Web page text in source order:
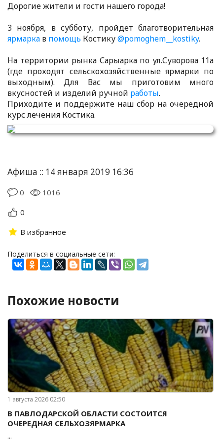
Дорогие жители и гости нашего города!
3 ноября, в субботу, пройдет благотворительная
ярмарка в помощь Костику@pomoghem__kostiky.
На территории рынка Сарыарка по ул.Суворова 11а
(где проходят сельскохозяйственные ярмарки по
выходным). Для Вас мы приготовим много
вкусностей и изделий ручной работы.
Приходите и поддержите наш сбор на очередной
курс лечения Костика.
Афиша :: 14 января 2019 16:36
0
1016
0
В избранное
Поделиться в социальные сети:
Похожие новости
1 августа 2026 02:50
В ПАВЛОДАРСКОЙ ОБЛАСТИ СОСТОИТСЯ
ОЧЕРЕДНАЯ СЕЛЬХОЗЯРМАРКА
...